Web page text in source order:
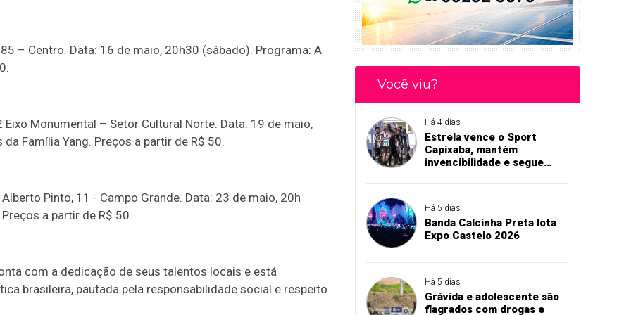
– Centro. Data: 16 de maio, 20h30 (sábado). Programa: A
Monumental – Setor Cultural Norte. Data: 19 de maio,
Família Yang. Preços a partir de R$ 50.
Pinto, 11 - Campo Grande. Data: 23 de maio, 20h
a partir de R$ 50.
com a dedicação de seus talentos locais e está
brasileira, pautada pela responsabilidade social e respeito
Você viu?
Há 4 dias
Estrela vence o Sport
Capixaba, mantém
invencibilidade e segue
Há 5 dias
Banda Calcinha Preta lota
Expo Castelo 2026
Há 5 dias
Grávida e adolescente são
flagrados com drogas e